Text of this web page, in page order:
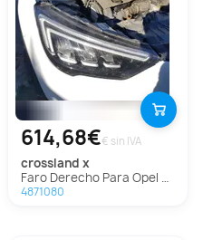
614,68€€ sin IVA
crossland x
Faro Derecho Para Opel Crossland X
4871080